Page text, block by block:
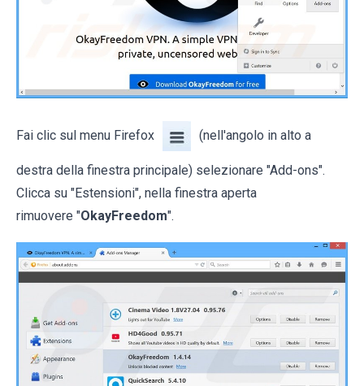
Fai clic sul menu Firefox (nell'angolo in alto a
destra della finestra principale) selezionare "Add-ons".
Clicca su "Estensioni", nella finestra aperta
rimuovere "OkayFreedom".